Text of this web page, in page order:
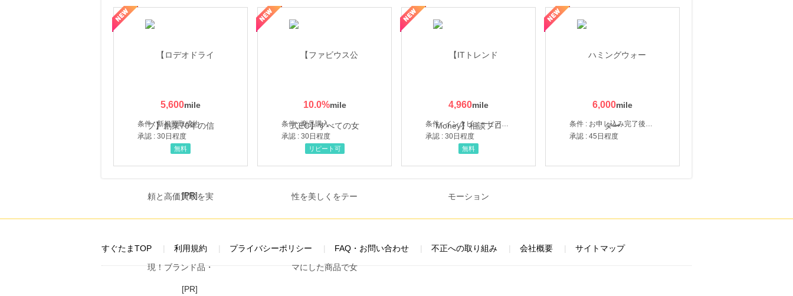
5,600
条件 : 新規買取成約
承認 : 30日程度
無料
10.0%
条件 : 商品購入
承認 : 30日程度
くをテーマにした商品で女性の美を応援しています
リピート可
4,960
条件 : インタビューヒアリング完了
承認 : 30日程度
【ITトレンドMoney】相談プロモーション
無料
6,000
条件 : お申し込み完了後、決済登録完了と1ヶ月以内のサーバー初回設置。
承認 : 45日程度
ハミングウォーター【販売代理店】
[PR]
すぐたまTOP 利用規約 プライバシーポリシー FAQ・お問い合わせ 不正への取り組み 会社概要 サイトマップ
[PR]